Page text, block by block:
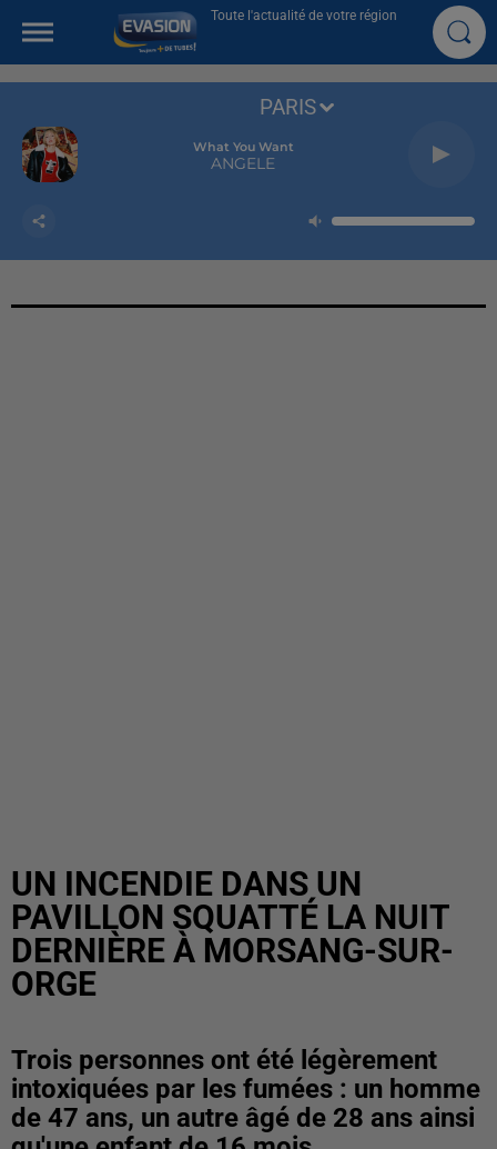
Toute l'actualité de votre région
What You Want
ANGELE
PARIS
UN INCENDIE DANS UN
PAVILLON SQUATTÉ LA NUIT
DERNIÈRE À MORSANG-SUR-
ORGE
Trois personnes ont été légèrement
intoxiquées par les fumées : un homme
de 47 ans, un autre âgé de 28 ans ainsi